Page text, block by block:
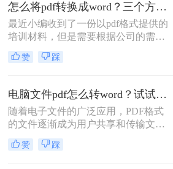
word文档方法，帮助您轻松将PDF文
件转换成可编辑的Word文档。
怎么将pdf转换成word？三个方法轻松完成！
最近小编收到了一份以pdf格式提供的
培训材料，但是需要根据公司的需求
进行个性化调整和定制化设计，不能
完全照搬照抄。为了确保培训课程与
就需要将培训材料转换为可编辑的
word格式。小编也有一些能够PDF转
Word的软件，一键就快速解决了文件
格式转换的问题，那如果你不知道怎
么将pdf转换成word，下面小编就开始
分享！
赞 踩
电脑文件pdf怎么转word？试试下面的几种方法！
随着电子文件的广泛应用，PDF格式
的文件逐渐成为用户共享和传输文件
的首选。然而，有时候我们需要对
PDF文件进行编辑，PDF与Word格式
赞 踩